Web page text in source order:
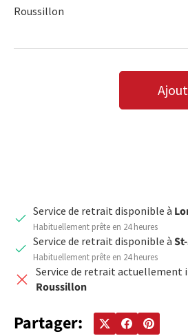
Roussillon
DIMINUER LA QUANTITÉ
AUGMENTER
Service de retrait disponible à
Habituellement prête en 24 heures
Service de retrait disponible à
Habituellement prête en 24 heures
Service de retrait actuellement
Roussillon
Partager: